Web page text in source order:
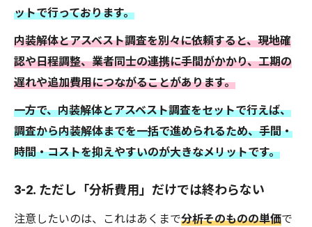
ットで行っております。
内装解体とアスベスト調査を別々に依頼すると、現地確
認や日程調整、業者同士の連携に手間がかかり、工期の
遅れや追加費用につながることがあります。
一方で、内装解体とアスベスト調査をセットで行えば、
調査から内装解体までを一括で進められるため、手間・
時間・コストを抑えやすいのが大きなメリットです。
3-2. ただし「分析費用」だけでは終わらない
注意したいのは、これはあくまで分析そのものの単価で